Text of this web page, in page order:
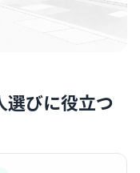
選びに役立つ